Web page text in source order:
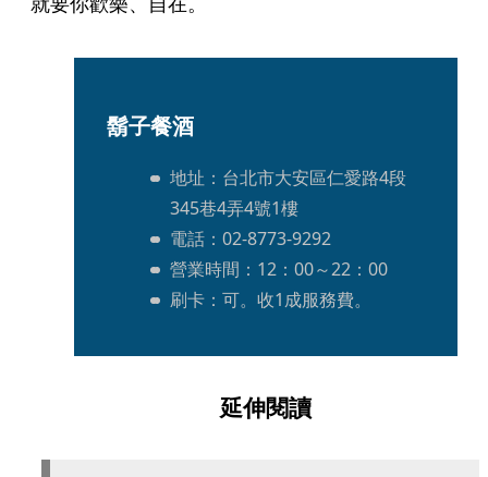
鬍子餐酒
地址：台北市大安區仁愛路4段
345巷4弄4號1樓
電話：02-8773-9292
營業時間：12：00～22：00
刷卡：可。收1成服務費。
延伸閱讀